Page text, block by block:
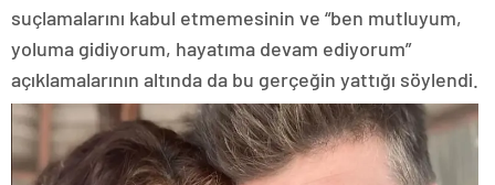
suçlamalarını kabul etmemesinin ve “ben mutluyum,
yoluma gidiyorum, hayatıma devam ediyorum”
açıklamalarının altında da bu gerçeğin yattığı söylendi.